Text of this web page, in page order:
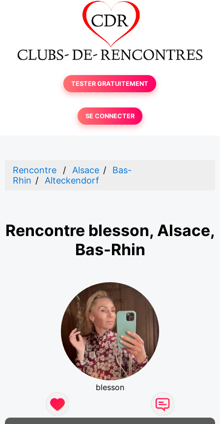
TESTER GRATUITEMENT
SE CONNECTER
Rencontre Alsace
Bas-
Rhin
Alteckendorf
Rencontre blesson, Alsace,
Bas-Rhin
blesson